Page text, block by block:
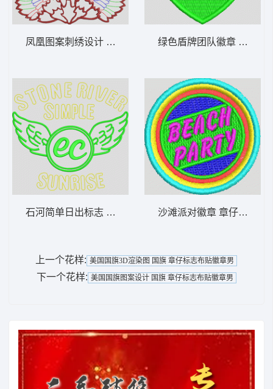
凤凰图案刺绣设计 鸟 章仔标志布贴徽章男
石河简单日出标志 章仔标志布贴徽章男
绿色盾牌团队徽章 章仔标
沙滩派对徽章 章仔标志布
上一个花样: 美国国旗3D渲染图 国旗 章仔标志布贴徽章男
下一个花样: 美国国旗图案设计 国旗 章仔标志布贴徽章男